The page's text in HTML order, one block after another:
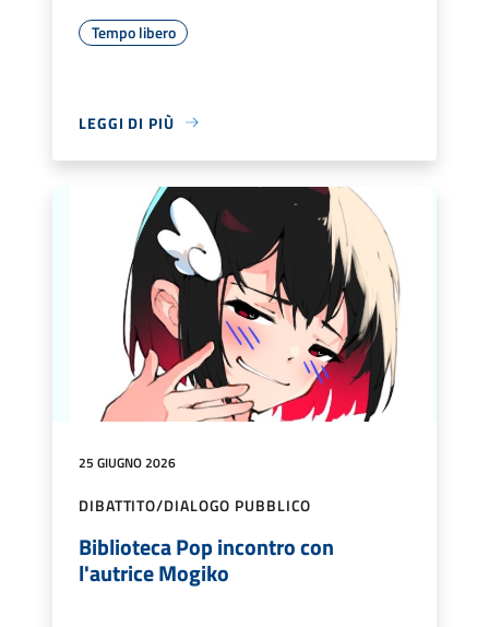
Tempo libero
LEGGI DI PIÙ
25 GIUGNO 2026
DIBATTITO/DIALOGO PUBBLICO
Biblioteca Pop incontro con
l'autrice Mogiko